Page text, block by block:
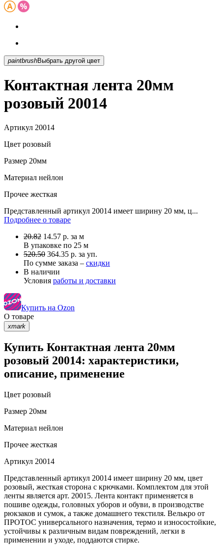
paintbrush Выбрать другой цвет
Контактная лента 20мм
розовый 20014
Артикул 20014
Цвет розовый
Размер 20мм
Материал нейлон
Прочее жесткая
Представленный артикул 20014 имеет ширину 20 мм, ц...
Подробнее о товаре
20.82 14.57 р. за м
В упаковке по 25 м
520.50 364.35 р. за уп.
По сумме заказа – скидки
В наличии
Условия работы и доставки
Купить на Ozon
О товаре
xmark
Купить Контактная лента 20мм
розовый 20014: характеристики,
описание, применение
Цвет розовый
Размер 20мм
Материал нейлон
Прочее жесткая
Артикул 20014
Представленный артикул 20014 имеет ширину 20 мм, цвет
розовый, жесткая сторона с крючками. Комплектом для этой
ленты является арт. 20015. Лента контакт применяется в
пошиве одежды, головных уборов и обуви, в производстве
рюкзаков и сумок, а также домашнего текстиля. Велькро от
ПРОТОС универсального назначения, термо и износостойкие,
устойчивы к различным видам повреждений, легки в
применении и уходе, поддаются стирке.